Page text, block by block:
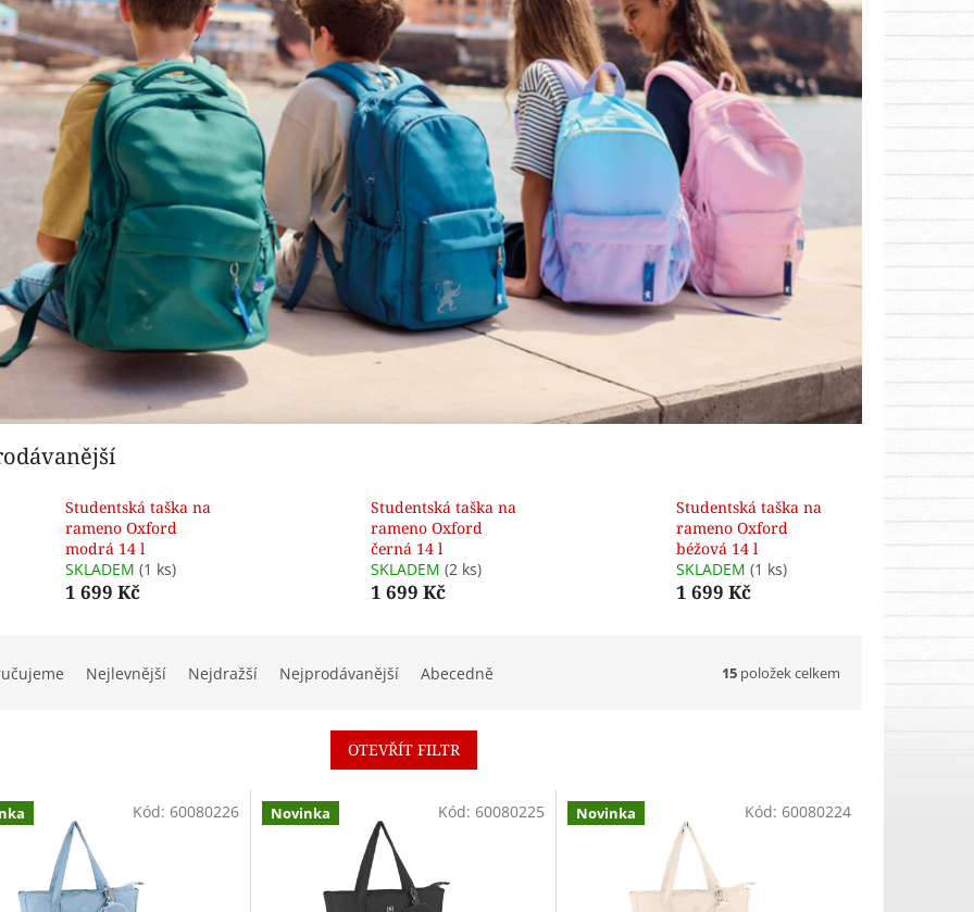
Studentská taška na
rameno Oxford
modrá 14 l
SKLADEM (1 ks)
1 699 Kč
Studentská taška na
rameno Oxford
černá 14 l
SKLADEM (2 ks)
1 699 Kč
Studentská taška na
rameno Oxford
béžová 14 l
SKLADEM (1 ks)
1 699 Kč
Nejlevnější Nejdražší Nejprodávanější Abecedně 15 položek celkem
OTEVŘÍT FILTR
Kód: 60080226 Novinka Kód: 60080225 Novinka Kód: 60080224